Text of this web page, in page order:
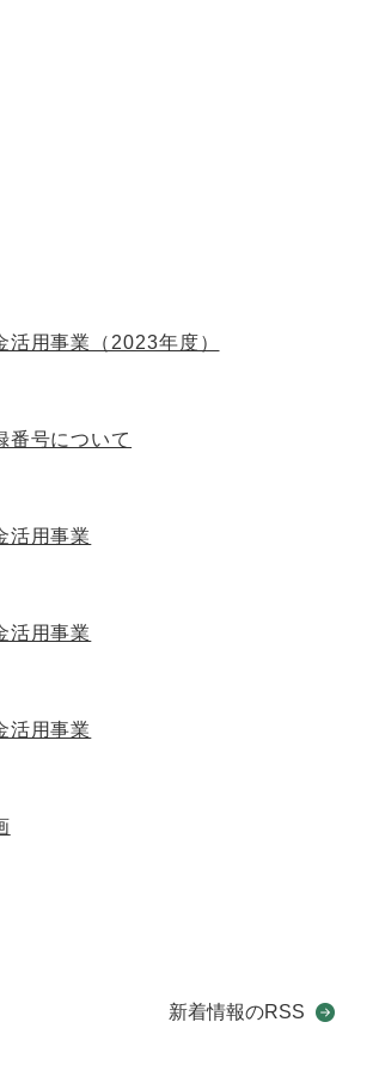
用事業（2023年度）
番号について
活用事業
活用事業
活用事業
新着情報のRSS